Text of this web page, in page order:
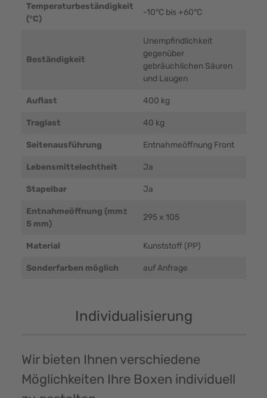
Temperaturbeständigkeit
(°C)
-10°C bis +60°C
Beständigkeit
Unempfindlichkeit
gegenüber
gebräuchlichen Säuren
und Laugen
Auflast 400 kg
Traglast 40 kg
Seitenausführung Entnahmeöffnung Front
Lebensmittelechtheit Ja
Stapelbar Ja
Entnahmeöffnung (mm±
5 mm)
295 x 105
Material Kunststoff (PP)
Sonderfarben möglich auf Anfrage
Individualisierung
Wir bieten Ihnen verschiedene
Möglichkeiten Ihre Boxen individuell